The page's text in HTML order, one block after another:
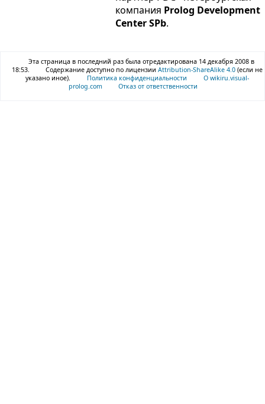
компания Prolog Development
Center SPb.
Эта страница в последний раз была отредактирована 14 декабря 2008 в
18:53.
Содержание доступно по лицензииAttribution-ShareAlike 4.0(если не
указано иное).
Политика конфиденциальности
О wikiru.visual-
prolog.com
Отказ от ответственности